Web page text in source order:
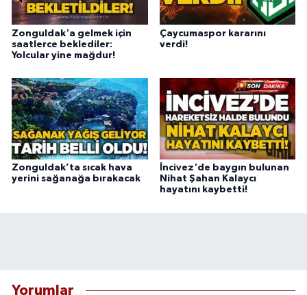
Zonguldak'a gelmek için
saatlerce beklediler:
Yolcular yine mağdur!
Çaycumaspor kararını
verdi!
Zonguldak’ta sıcak hava
yerini sağanağa bırakacak
İncivez'de baygın bulunan
Nihat Şahan Kalaycı
hayatını kaybetti!
Yorumlar